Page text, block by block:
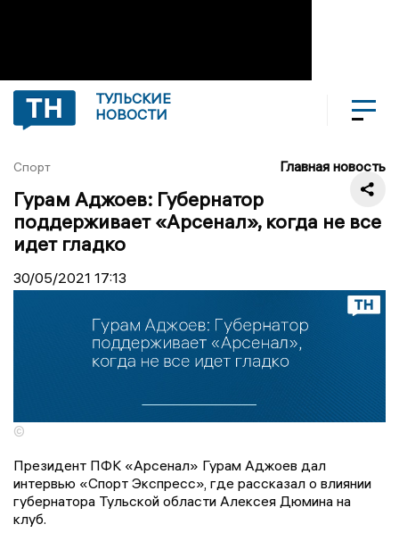
ТУЛЬСКИЕ
НОВОСТИ
Спорт Главная новость
Гурам Аджоев: Губернатор
поддерживает «Арсенал», когда не все
идет гладко
30/05/2021 17:13
©
Президент ПФК «Арсенал» Гурам Аджоев дал
интервью «Спорт Экспресс», где рассказал о влиянии
губернатора Тульской области Алексея Дюмина на
клуб.